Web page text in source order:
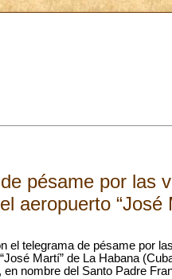
pésame por las
aeropuerto
el telegrama de pésame por
Martí” de La Habana
nombre del Santo Padre